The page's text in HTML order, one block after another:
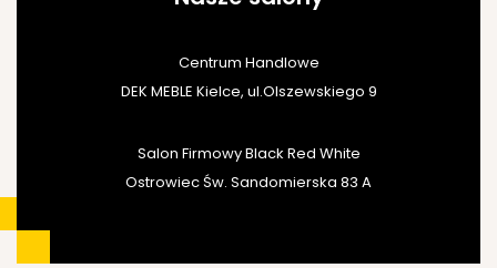
Centrum Handlowe
DEK MEBLE Kielce, ul.Olszewskiego 9
Salon Firmowy Black Red White
Ostrowiec Św. Sandomierska 83 A